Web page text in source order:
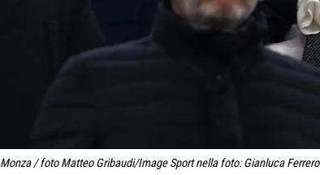
/ foto Matteo Gribaudi/Image Sport nella foto: Gianluca Ferrero